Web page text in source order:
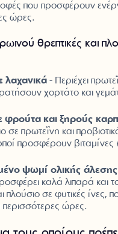
που προσφέρουν
ώρες.
θρεπτικές και
λαχανικά - Περιέχει
χορτάτο και
φρούτα και ξηρούς
σε πρωτεΐνη και
προσφέρουν βιταμίνες
ψωμί ολικής
καλά λιπαρά και
πλούσιο σε φυτικές ίνες,
περισσότερες ώρες.